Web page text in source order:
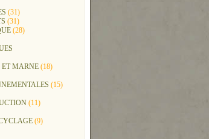
(31)
(31)
(28)
ET MARNE (18)
(15)
(11)
(9)